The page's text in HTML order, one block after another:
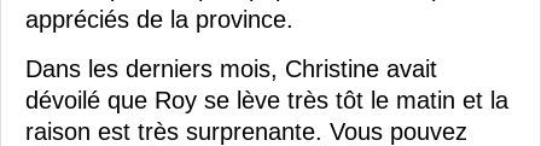
appréciés de la province.
Dans les derniers mois, Christine avait
dévoilé que Roy se lève très tôt le matin et la
raison est très surprenante. Vous pouvez